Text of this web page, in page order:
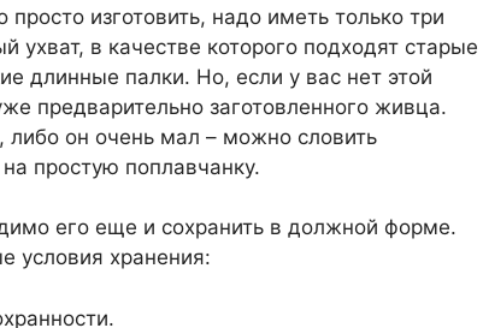
изготовить, надо иметь только три
ухват, в качестве которого подходят старые
длинные палки. Но, если у вас нет этой
предварительно заготовленного живца.
либо он очень мал – можно словить
простую поплавчанку.
его еще и сохранить в должной форме.
условия хранения: